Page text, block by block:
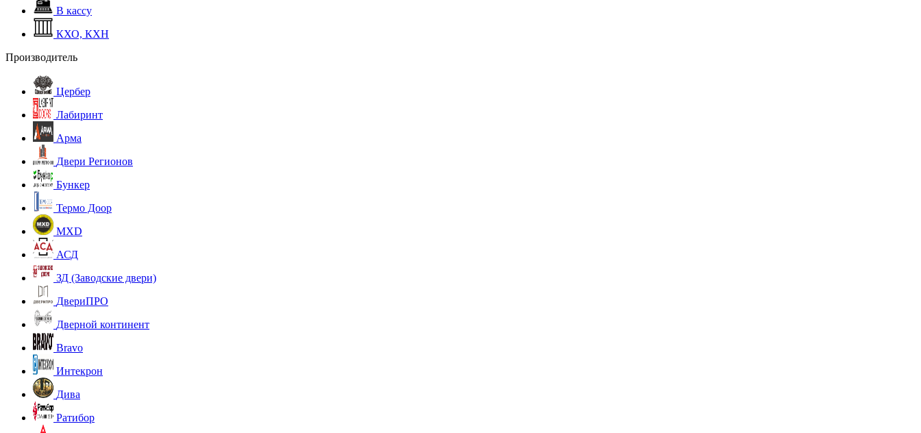
В кассу
КХО, КХН
Производитель
Цербер
Лабиринт
Арма
Двери Регионов
Бункер
Термо Доор
MXD
АСД
ЗД (Заводские двери)
ДвериПРО
Дверной континент
Bravo
Интекрон
Дива
Ратибор